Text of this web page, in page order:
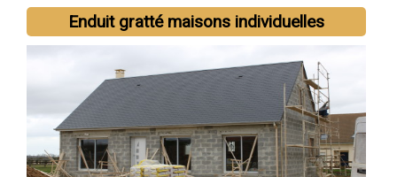
Nous intervenons aussi dans les villes suivantes :Annonay,
Aubenas,Guilherand-Granges,Tournon-sur-Rhône , Privas,Le
Teil,Bourg-Saint-Andéol,Saint-Péray,La Voulte-sur-Rhône,
Viviers
Enduit gratté maisons individuelles